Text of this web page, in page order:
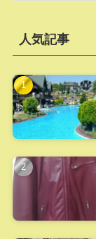
ー
人気記事